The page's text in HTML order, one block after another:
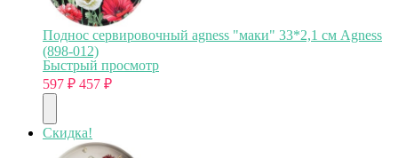
Поднос сервировочный agness "маки" 33*2,1 см Agness
(898-012)
Быстрый просмотр
597 ₽ 457 ₽
Скидка!